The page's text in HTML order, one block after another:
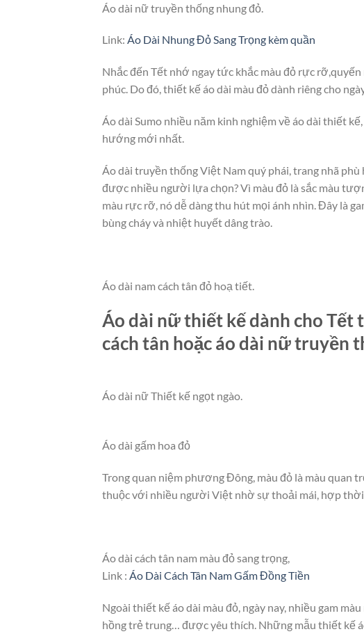
Áo dài nữ truyền thống nhung đỏ.
Link: Áo Dài Nhung Đỏ Sang Trọng kèm quần
Nhắc đến Tết nhớ ngay tức khắc màu đỏ rực
phúc. Do đó, thiết kế áo dài màu đỏ dành riêng cho
Áo dài Sumo nhiều năm kinh nghiệm về áo dài thiết
hướng mới nhất.
Áo dài truyền thống Việt Nam quý phái, trang nhã
được nhiều người lựa chọn? Vì màu đỏ là sắc màu
màu rực rỡ, nó dễ dàng thu hút mọi ánh nhìn. Đây là
bùng cháy và nhiệt huyết dâng trào.
Áo dài nam cách tân đỏ hoạ tiết.
Áo dài nữ thiết kế dành cho Tết
cách tân hoặc áo dài nữ truyền
Áo dài nữ Thiết kế ngọt ngào.
Áo dài gấm hoa đỏ
Trong quan niệm phương Đông, màu đỏ là màu quan
thuộc với nhiều người Việt nhờ sự thoải mái, hợp thời
Áo dài cách tân nam màu đỏ sang trọng,
Link : Áo Dài Cách Tân Nam Gấm Đồng Tiền
Ngoài thiết kế áo dài màu đỏ, ngày nay, nhiều gam
hồng trẻ trung… được yêu thích. Những mẫu thiết kế